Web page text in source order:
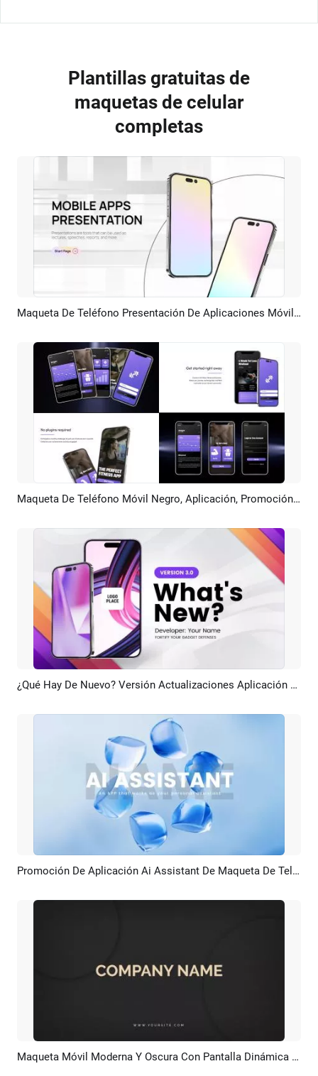
Plantillas gratuitas de
maquetas de celular
completas
Previsualizar Crear IA Maqueta De Teléfono Presentación De Aplicaciones Móviles
Previsualizar Crear IA Maqueta De Teléfono Móvil Negro, Aplicación, Promoción, Foto, Presentación, Introducción, Publicidad, Presentación De Diapositivas
Previsualizar Crear IA ¿Qué Hay De Nuevo? Versión Actualizaciones Aplicación Función Teléfono Maqueta Tecnología Negocios Promoción
Previsualizar Crear IA Promoción De Aplicación Ai Assistant De Maqueta De Teléfono De Cristal Azul
Previsualizar Crear IA Maqueta Móvil Moderna Y Oscura Con Pantalla Dinámica Para Aplicación Web Y Teléfono Promocional